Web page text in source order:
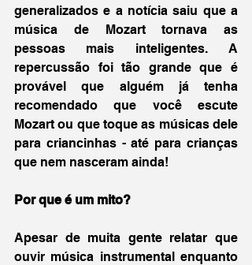
generalizados e a notícia saiu que a
música de Mozart tornava as
pessoas mais inteligentes. A
repercussão foi tão grande que é
provável que alguém já tenha
recomendado que você escute
Mozart ou que toque as músicas dele
para criancinhas - até para crianças
que nem nasceram ainda!
Por que é um mito?
Apesar de muita gente relatar que
ouvir música instrumental enquanto